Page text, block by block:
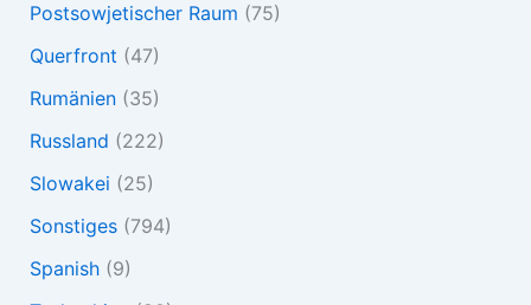
Postsowjetischer Raum (75)
Querfront (47)
Rumänien(35)
Russland (222)
Slowakei (25)
Sonstiges(794)
Spanish(9)